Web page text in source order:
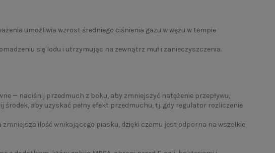
umożliwia wzrost średniego ciśnienia gazu w wężu w tempie
się lodu i utrzymując na zewnątrz muł i zanieczyszczenia.
— naciśnij przedmuch z boku, aby zmniejszyć natężenie przepływu,
aby uzyskać pełny efekt przedmuchu, tj. gdy regulator rozliczenie
ilość wnikającego piasku, dzięki czemu jest odporna na wszelkie